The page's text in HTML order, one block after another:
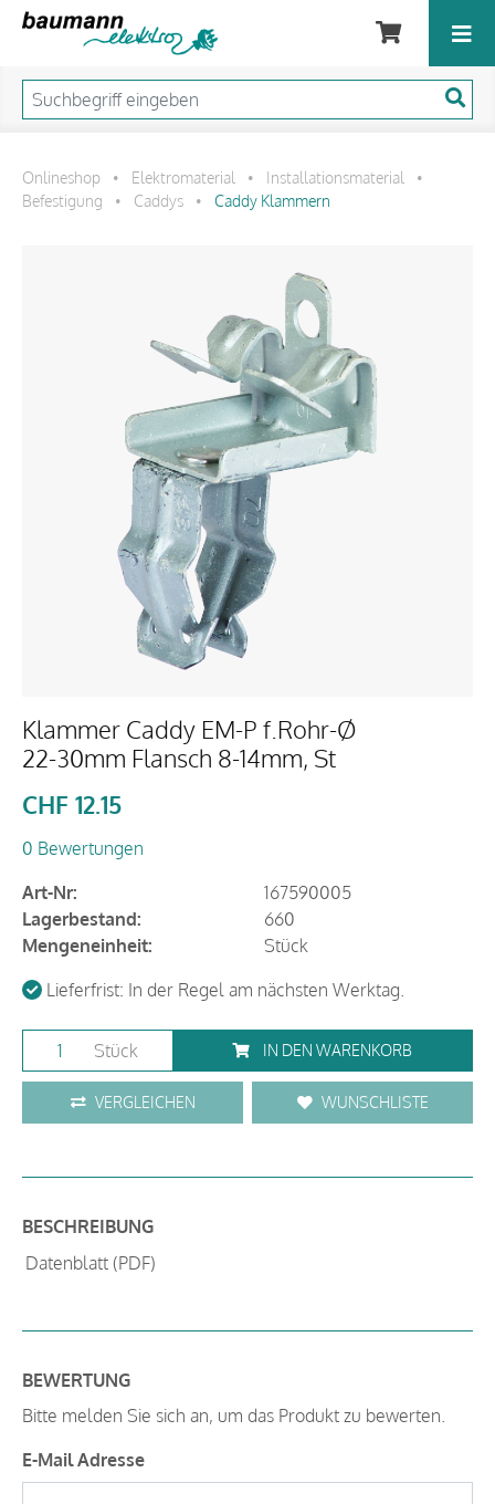
Onlineshop • Elektromaterial • Installationsmaterial
•
Befestigung
• Caddys • Caddy Klammern
Klammer Caddy EM-P f.Rohr-Ø
22-30mm Flansch 8-14mm, St
CHF 12.15
0 Bewertungen
Art-Nr:
167590005
Lagerbestand:
660
Mengeneinheit:
Stück
Lieferfrist: In der Regel am nächsten Werktag.
Stück IN DEN WARENKORB
VERGLEICHEN WUNSCHLISTE
BESCHREIBUNG
Datenblatt (PDF)
BEWERTUNG
Bitte melden Sie sich an, um das Produkt zu bewerten.
E-Mail Adresse